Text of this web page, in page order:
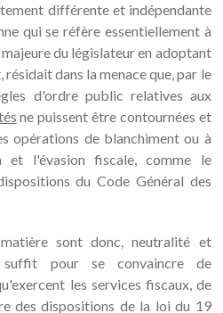
différente et indépendante
qui se réfère essentiellement à
du législateur en adoptant
dans la menace que, par le
d'ordre public relatives aux
ne puissent être contournées et
opérations de blanchiment ou à
et l'évasion fiscale, comme le
du Code Général des
sont donc, neutralité et
suffit pour se convaincre de
les services fiscaux, de
des dispositions de la loi du 19